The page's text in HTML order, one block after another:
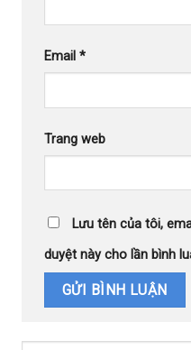
Email *
Trang web
Lưu tên của tôi,
duyệt này cho lần bình